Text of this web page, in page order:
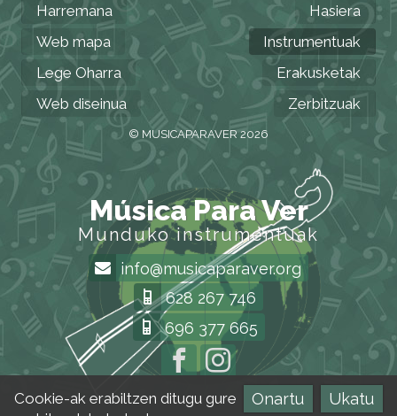
Harremana
Web mapa
Lege Oharra
Web diseinua
Hasiera
Instrumentuak
Erakusketak
Zerbitzuak
© MUSICAPARAVER 2026
Música Para Ver
Munduko instrumentuak
info@musicaparaver.org
628 267 746
696 377 665
Onartu Ukatu
Cookie-ak erabiltzen ditugu gure